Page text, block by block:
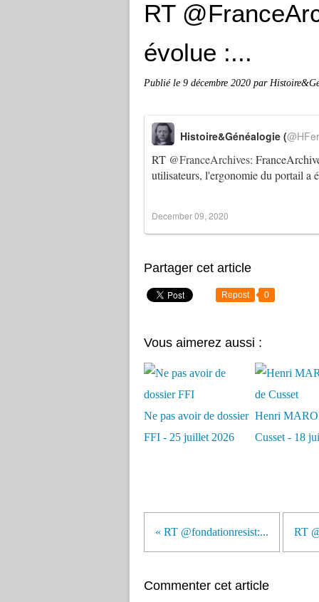
RT
évolue :...
Publié le 9 décembre 2020 par
RT @FranceArchives:
utilisateurs, l'ergonomie du portail a
Histoire&Généalogie (
December 09, 2020
Partager cet article
Repost 0
Vous aimerez aussi :
Ne pas avoir de dossier
FFI - 25 juillet 2026
Henri
Cusset - 18
« RT @fondationresist:... RT
Commenter cet article